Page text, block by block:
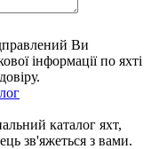
Ви
інформації по яхті
каталог яхт,
зв'яжеться з вами.